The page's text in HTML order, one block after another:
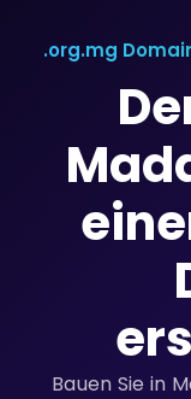
.org.mg
Bauen Sie in